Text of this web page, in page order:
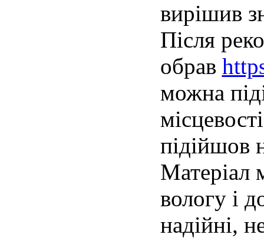
вирішив
Після
обрав
можна
підійшов
Матеріал
вологу і
надійні,